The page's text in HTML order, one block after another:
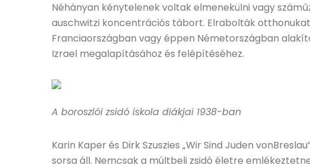
Néhányan kénytelenek voltak elmenekülni vagy
auschwitzi koncentrációs tábort. Elrabolták
Franciaországban vagy éppen Németországban
Izrael megalapításához és felépítéséhez.
A boroszlói zsidó iskola diákjai 1938-ban
Karin Kaper és Dirk Szuszies „Wir Sind Juden
sorsa áll. Nemcsak a múltbeli zsidó életre